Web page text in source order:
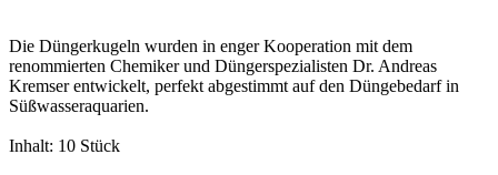
Die Düngerkugeln wurden in enger Kooperation mit dem
renommierten Chemiker und Düngerspezialisten Dr. Andreas
Kremser entwickelt, perfekt abgestimmt auf den Düngebedarf in
Süßwasseraquarien.
Inhalt: 10 Stück